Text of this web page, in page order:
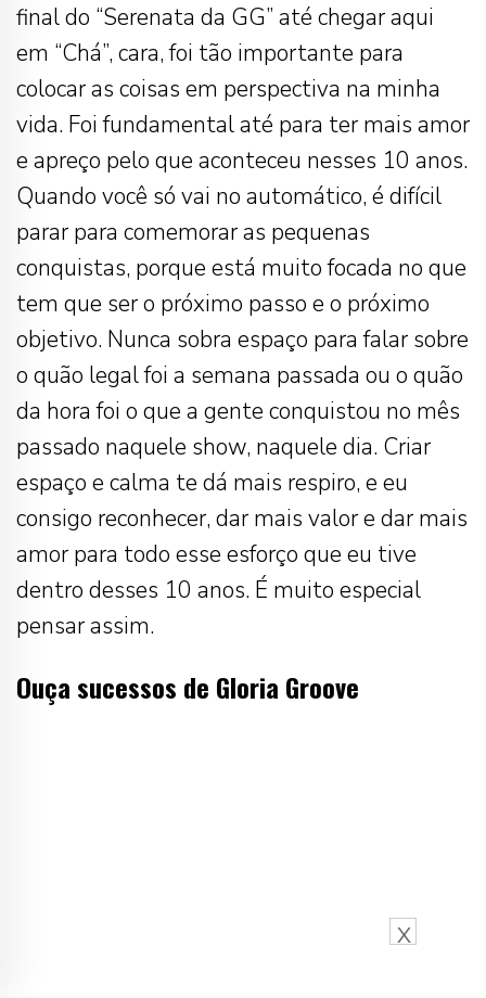
final do “Serenata da GG” até chegar aqui
em “Chá”, cara, foi tão importante para
colocar as coisas em perspectiva na minha
vida. Foi fundamental até para ter mais amor
e apreço pelo que aconteceu nesses 10 anos.
Quando você só vai no automático, é difícil
parar para comemorar as pequenas
conquistas, porque está muito focada no que
tem que ser o próximo passo e o próximo
objetivo. Nunca sobra espaço para falar sobre
o quão legal foi a semana passada ou o quão
da hora foi o que a gente conquistou no mês
passado naquele show, naquele dia. Criar
espaço e calma te dá mais respiro, e eu
consigo reconhecer, dar mais valor e dar mais
amor para todo esse esforço que eu tive
dentro desses 10 anos. É muito especial
pensar assim.
Ouça sucessos de Gloria Groove
X